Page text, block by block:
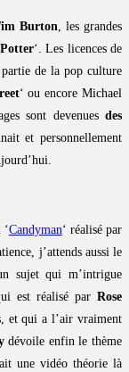
Burton, les grandes
‘. Les licences de
de la pop culture
‘ ou encore Michael
sont devenues des
et personnellement
Candyman‘ réalisé par
j’attends aussi le
sujet qui m’intrigue
est réalisé parRose
et qui a l’air vraiment
dévoile enfin le thème
une vidéo théorie là